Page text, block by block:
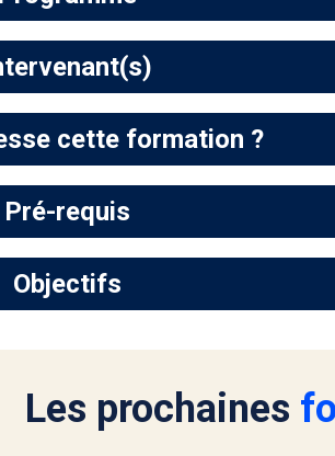
cette formation ?
Pré-requis
Objectifs
Les prochaines